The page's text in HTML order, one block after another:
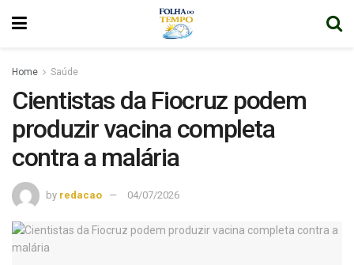
Home Saúde
Cientistas da Fiocruz podem
produzir vacina completa
contra a malária
by redacao 04/07/2026